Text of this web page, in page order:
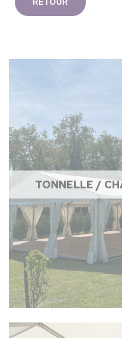
RETOUR
TONNELLE /